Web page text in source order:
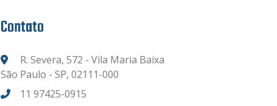
Contato
R. Severa, 572 - Vila Maria Baixa
São Paulo - SP, 02111-000
11 97425-0915